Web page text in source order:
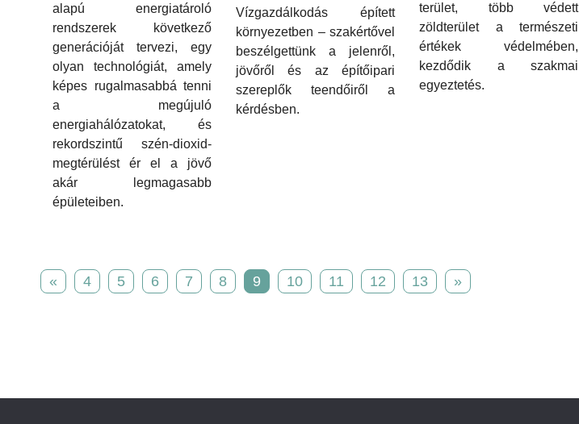
alapú energiatároló
rendszerek következő
generációját tervezi, egy
olyan technológiát, amely
képes rugalmasabbá tenni
a megújuló
energiahálózatokat, és
rekordszintű szén-dioxid-
megtérülést ér el a jövő
akár legmagasabb
épületeiben.
Vízgazdálkodás épített
környezetben – szakértővel
beszélgettünk a jelenről,
jövőről és az építőipari
szereplők teendőiről a
kérdésben.
terület, több védett
zöldterület a természeti
értékek védelmében,
kezdődik a szakmai
egyeztetés.
« 4 5 6 7 8 9 10 11 12 13 »